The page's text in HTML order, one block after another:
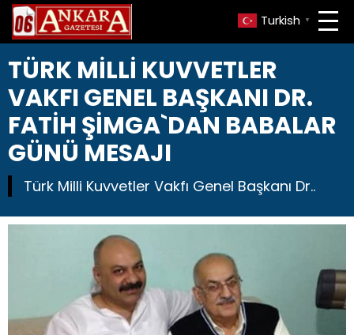
Turkish ▼
TÜRK MİLLİ KUVVETLER
VAKFI GENEL BAŞKANI DR.
FATİH ŞİMGA`DAN BABALAR
GÜNÜ MESAJI
Türk Milli Kuvvetler Vakfı Genel Başkanı Dr..